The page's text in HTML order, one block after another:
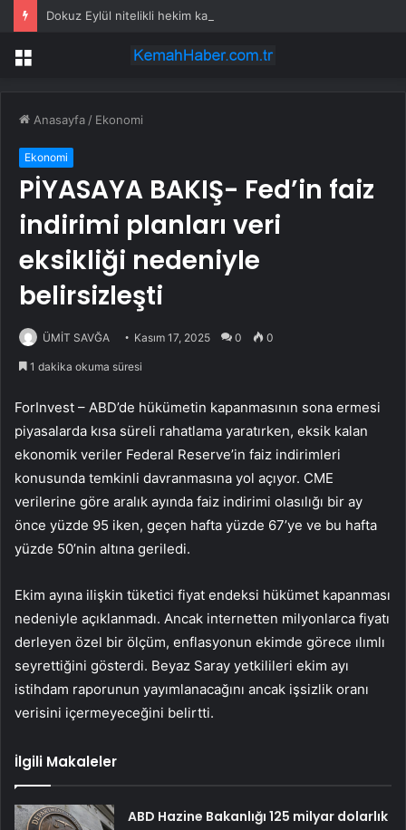
Dokuz Eylül nitelikli hekim kadrosunu güçlendirdi
Menü
Anasayfa / Ekonomi
Ekonomi
PİYASAYA BAKIŞ- Fed’in faiz
indirimi planları veri
eksikliği nedeniyle
belirsizleşti
ÜMİT SAVĞA Kasım 17, 2025 0 0
1 dakika okuma süresi
ForInvest – ABD’de hükümetin kapanmasının sona ermesi
piyasalarda kısa süreli rahatlama yaratırken, eksik kalan
ekonomik veriler Federal Reserve’in faiz indirimleri
konusunda temkinli davranmasına yol açıyor. CME
verilerine göre aralık ayında faiz indirimi olasılığı bir ay
önce yüzde 95 iken, geçen hafta yüzde 67’ye ve bu hafta
yüzde 50’nin altına geriledi.
Ekim ayına ilişkin tüketici fiyat endeksi hükümet kapanması
nedeniyle açıklanmadı. Ancak internetten milyonlarca fiyatı
derleyen özel bir ölçüm, enflasyonun ekimde görece ılımlı
seyrettiğini gösterdi. Beyaz Saray yetkilileri ekim ayı
istihdam raporunun yayımlanacağını ancak işsizlik oranı
verisini içermeyeceğini belirtti.
İlgili Makaleler
ABD Hazine Bakanlığı 125 milyar dolarlık